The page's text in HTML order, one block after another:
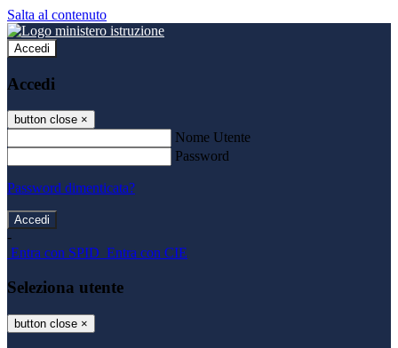
Salta al contenuto
Accedi
Accedi
button close ×
Nome Utente
Password
Password dimenticata?
-
Entra con SPID Entra con CIE
Seleziona utente
button close ×